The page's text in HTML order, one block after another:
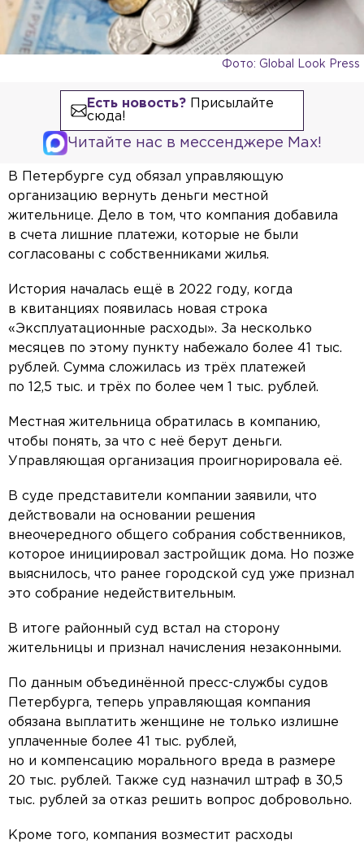
Фото: Global Look Press
Есть новость?Присылайте
сюда!
Читайте нас в мессенджере Max!
В Петербурге суд обязал управляющую
организацию вернуть деньги местной
жительнице. Дело в том, что компания добавила
в счета лишние платежи, которые не были
согласованы с собственниками жилья.
История началась ещё в 2022 году, когда
в квитанциях появилась новая строка
«Эксплуатационные расходы». За несколько
месяцев по этому пункту набежало более 41 тыс.
рублей. Сумма сложилась из трёх платежей
по 12,5 тыс. и трёх по более чем 1 тыс. рублей.
Местная жительница обратилась в компанию,
чтобы понять, за что с неё берут деньги.
Управляющая организация проигнорировала её.
В суде представители компании заявили, что
действовали на основании решения
внеочередного общего собрания собственников,
которое инициировал застройщик дома. Но позже
выяснилось, что ранее городской суд уже признал
это собрание недействительным.
В итоге районный суд встал на сторону
жительницы и признал начисления незаконными.
По данным объединённой пресс-службы судов
Петербурга, теперь управляющая компания
обязана выплатить женщине не только излишне
уплаченные более 41 тыс. рублей,
но и компенсацию морального вреда в размере
20 тыс. рублей. Также суд назначил штраф в 30,5
тыс. рублей за отказ решить вопрос добровольно.
Кроме того, компания возместит расходы